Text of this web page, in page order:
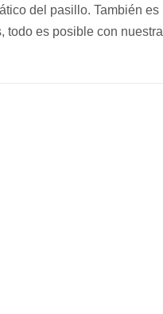
del pasillo. También es
todo es posible con nuestra